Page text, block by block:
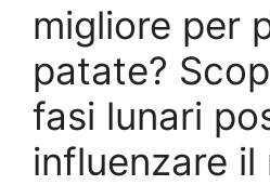
migliore per
patate?
fasi lunari
influenzare